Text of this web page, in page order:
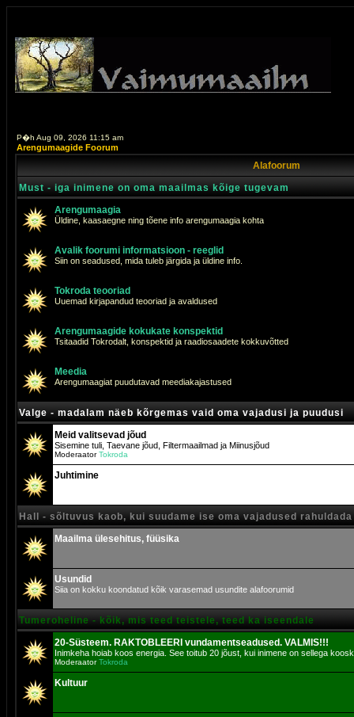
P�h Aug 09, 2026 11:15 am
Arengumaagide Foorum
Alafoorum
Must - iga inimene on oma maailmas kõige tugevam
Arengumaagia
Üldine, kaasaegne ning tõene info arengumaagia kohta
Avalik foorumi informatsioon - reeglid
Siin on seadused, mida tuleb järgida ja üldine info.
Tokroda teooriad
Uuemad kirjapandud teooriad ja avaldused
Arengumaagide kokukate konspektid
Tsitaadid Tokrodalt, konspektid ja raadiosaadete kokkuvõtted
Meedia
Arengumaagiat puudutavad meediakajastused
Valge - madalam näeb kõrgemas vaid oma vajadusi ja puudusi
Meid valitsevad jõud
Sisemine tuli, Taevane jõud, Filtermaailmad ja Miinusjõud
ModeraatorTokroda
Juhtimine
Hall - sõltuvus kaob, kui suudame ise oma vajadused rahuldada
Maailma ülesehitus, füüsika
Usundid
Siia on kokku koondatud kõik varasemad usundite alafoorumid
Tumeroheline - kõik, mis teed teistele, teed ka iseendale
20-Süsteem. RAKTOBLEERI vundamentseadused. VALMIS!!!
Inimkeha hoiab koos energia. See toitub 20 jõust, kui inimene on sellega
ModeraatorTokroda
Kultuur